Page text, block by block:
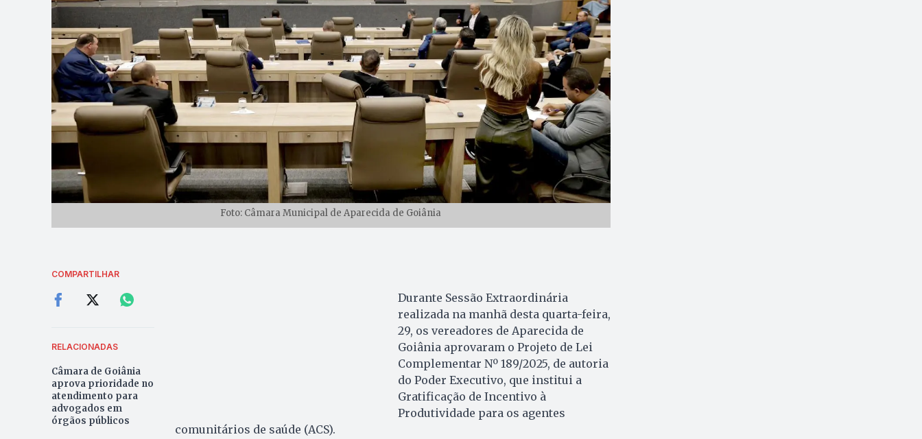
Foto: Câmara Municipal de Aparecida de Goiânia
COMPARTILHAR
RELACIONADAS
Câmara de Goiânia
aprova prioridade no
atendimento para
advogados em
órgãos públicos
Durante Sessão Extraordinária
realizada na manhã desta quarta-feira,
29, os vereadores de Aparecida de
Goiânia aprovaram o Projeto de Lei
Complementar Nº 189/2025, de autoria
do Poder Executivo, que institui a
Gratificação de Incentivo à
Produtividade para os agentes
comunitários de saúde (ACS).